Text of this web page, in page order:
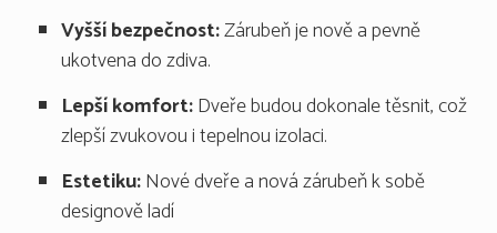
Vyšší bezpečnost:Zárubeň je nově a pevně
ukotvena do zdiva.
Lepší komfort:Dveře budou dokonale těsnit, což
zlepší zvukovou i tepelnou izolaci.
Estetiku:Nové dveře a nová zárubeň k sobě
designově ladí